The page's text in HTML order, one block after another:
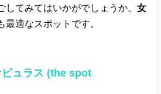
してみてはいかがでしょうか。 女
最適なスポットです。
ビュラス (the spot